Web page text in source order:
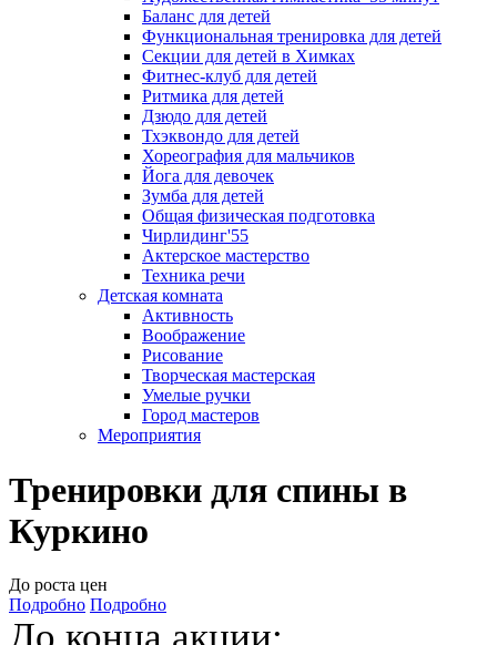
Баланс для детей
Функциональная тренировка для детей
Секции для детей в Химках
Фитнес-клуб для детей
Ритмика для детей
Дзюдо для детей
Тхэквондо для детей
Хореография для мальчиков
Йога для девочек
Зумба для детей
Общая физическая подготовка
Чирлидинг'55
Актерское мастерство
Техника речи
Детская комната
Активность
Воображение
Рисование
Творческая мастерская
Умелые ручки
Город мастеров
Мероприятия
Тренировки для спины в
Куркино
До роста цен
Подробно Подробно